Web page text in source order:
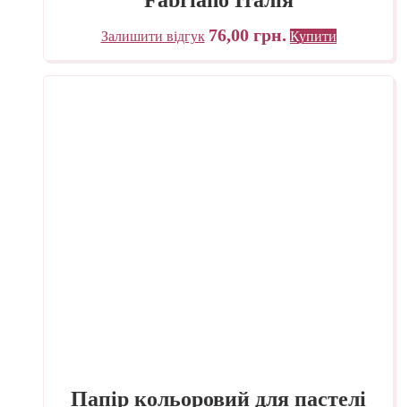
Залишити відгук 76,00 грн. Купити
Папір кольоровий для пастелі